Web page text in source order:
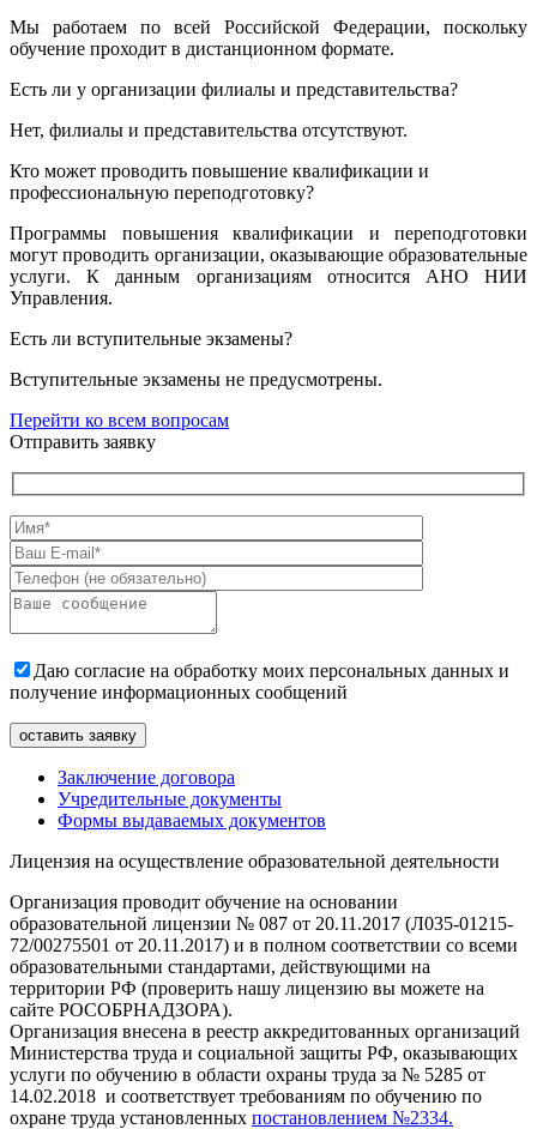
Мы работаем по всей Российской Федерации, поскольку
обучение проходит в дистанционном формате.
Есть ли у организации филиалы и представительства?
Нет, филиалы и представительства отсутствуют.
Кто может проводить повышение квалификации и
профессиональную переподготовку?
Программы повышения квалификации и переподготовки
могут проводить организации, оказывающие образовательные
услуги. К данным организациям относится АНО НИИ
Управления.
Есть ли вступительные экзамены?
Вступительные экзамены не предусмотрены.
Перейти ко всем вопросам
Отправить заявку
Даю согласие на обработку моих персональных данных и
получение информационных сообщений
Заключение договора
Учредительные документы
Формы выдаваемых документов
Лицензия на осуществление образовательной деятельности
Организация проводит обучение на основании
образовательной лицензии № 087 от 20.11.2017 (Л035-01215-
72/00275501 от 20.11.2017) и в полном соответствии со всеми
образовательными стандартами, действующими на
территории РФ (проверить нашу лицензию вы можете на
сайте РОСОБРНАДЗОРА).
Организация внесена в реестр аккредитованных организаций
Министерства труда и социальной защиты РФ, оказывающих
услуги по обучению в области охраны труда за № 5285 от
14.02.2018 и соответствует требованиям по обучению по
охране труда установленных постановлением №2334.